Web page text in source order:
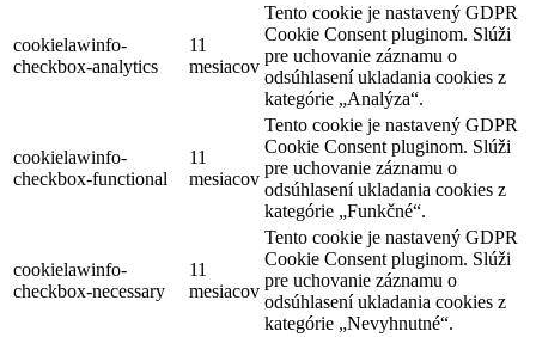
cookielawinfo-
checkbox-analytics
11
mesiacov
Tento cookie je nastavený GDPR
Cookie Consent pluginom. Slúži
pre uchovanie záznamu o
odsúhlasení ukladania cookies z
kategórie „Analýza“.
cookielawinfo-
checkbox-functional
11
mesiacov
Tento cookie je nastavený GDPR
Cookie Consent pluginom. Slúži
pre uchovanie záznamu o
odsúhlasení ukladania cookies z
kategórie „Funkčné“.
cookielawinfo-
checkbox-necessary
11
mesiacov
Tento cookie je nastavený GDPR
Cookie Consent pluginom. Slúži
pre uchovanie záznamu o
odsúhlasení ukladania cookies z
kategórie „Nevyhnutné“.